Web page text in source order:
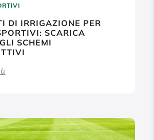
DI IRRIGAZIONE PER
SCARICA
SCHEMI